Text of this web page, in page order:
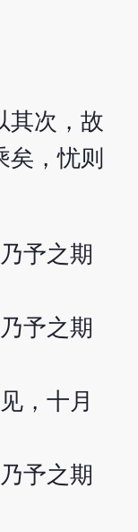
其次，故
，忧则
予之期
予之期
，十月
予之期